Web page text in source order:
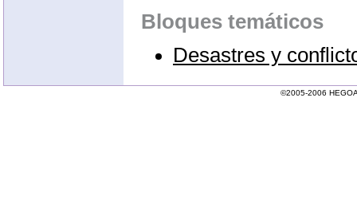
Bloques temáticos
Desastres y
©2005-2006